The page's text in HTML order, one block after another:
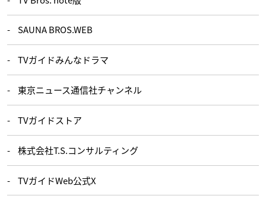
SAUNA BROS.WEB
TVガイドみんなドラマ
東京ニュース通信社チャンネル
TVガイドストア
株式会社T.S.コンサルティング
TVガイドWeb公式X